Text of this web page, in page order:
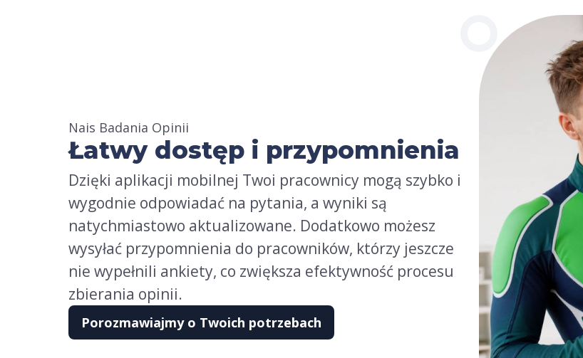
Nais Badania Opinii
Łatwy dostęp i przypomnienia
Dzięki aplikacji mobilnej Twoi pracownicy mogą szybko i
wygodnie odpowiadać na pytania, a wyniki są
natychmiastowo aktualizowane. Dodatkowo możesz
wysyłać przypomnienia do pracowników, którzy jeszcze
nie wypełnili ankiety, co zwiększa efektywność procesu
zbierania opinii.
Porozmawiajmy o Twoich potrzebach